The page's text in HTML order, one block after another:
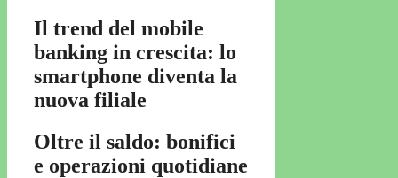
Il trend del mobile
banking in crescita: lo
smartphone diventa la
nuova filiale
Oltre il saldo: bonifici
e operazioni quotidiane